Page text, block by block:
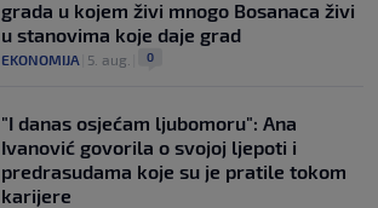
grada u kojem živi mnogo Bosanaca živi
u stanovima koje daje grad
EKONOMIJA 5. aug. 0
"I danas osjećam ljubomoru": Ana
Ivanović govorila o svojoj ljepoti i
predrasudama koje su je pratile tokom
karijere